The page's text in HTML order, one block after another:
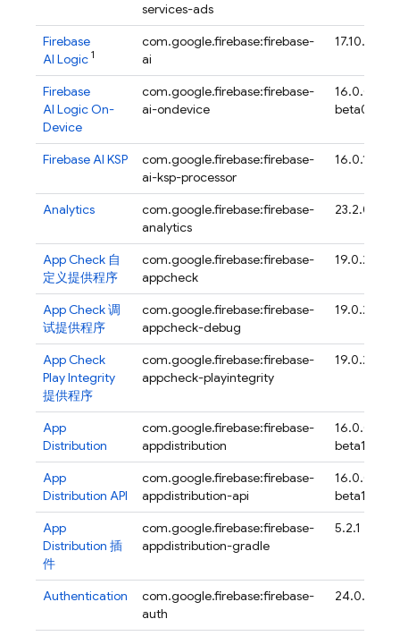
services-ads
Firebase
AI Logic 1
com.google.firebase:firebase-
ai
17.10.1
Firebase
AI Logic On-
Device
com.google.firebase:firebase-
ai-ondevice
16.0.0-
beta01
Firebase AI KSP
com.google.firebase:firebase-
ai-ksp-processor
16.0.1
Analytics
com.google.firebase:firebase-
analytics
23.2.0
App Check 自
定义提供程序
com.google.firebase:firebase-
appcheck
19.0.2
App Check调
试提供程序
com.google.firebase:firebase-
appcheck-debug
19.0.2
App Check
Play Integrity
提供程序
com.google.firebase:firebase-
appcheck-playintegrity
19.0.2
App
Distribution
com.google.firebase:firebase-
appdistribution
16.0.0-
beta17
App
Distribution API
com.google.firebase:firebase-
appdistribution-api
16.0.0-
beta17
App
Distribution 插
件
com.google.firebase:firebase-
appdistribution-gradle
5.2.1
Authentication
com.google.firebase:firebase-
auth
24.0.1